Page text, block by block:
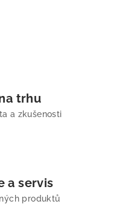
trhu
a zkušenosti
a servis
produktů